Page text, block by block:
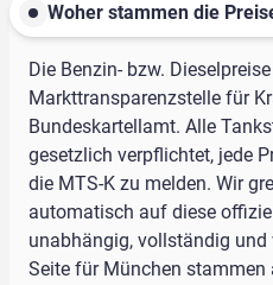
Woher stammen die
Die Benzin- bzw.
Markttransparenzstelle für
Bundeskartellamt. Alle
gesetzlich verpflichtet, jede
die MTS-K zu melden. Wir
automatisch auf diese
unabhängig, vollständig
Seite für München stammen